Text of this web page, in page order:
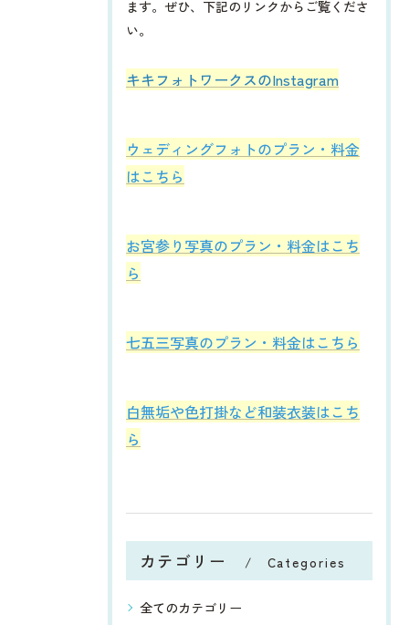
ます。ぜひ、下記のリンクからご覧くださ
い。
​​​​キキフォトワークスのInstagram
ウェディングフォトのプラン・料金
はこちら
お宮参り写真のプラン・料金はこち
ら
七五三写真のプラン・料金はこちら
白無垢や色打掛など和装衣装はこち
ら
カテゴリー Categories
全てのカテゴリー